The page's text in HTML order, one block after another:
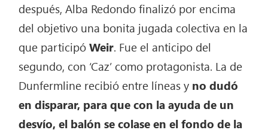
después, Alba Redondo finalizó por encima
del objetivo una bonita jugada colectiva en la
que participóWeir. Fue el anticipo del
segundo, con ‘Caz’ como protagonista. La de
Dunfermline recibió entre líneas y no dudó
en disparar, para que con la ayuda de un
desvío, el balón se colase en el fondo de la